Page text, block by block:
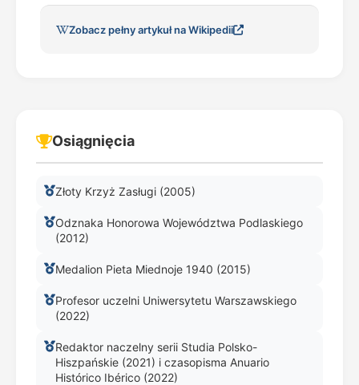
Zobacz pełny artykuł na Wikipedii
Osiągnięcia
Złoty Krzyż Zasługi (2005)
Odznaka Honorowa Województwa Podlaskiego
(2012)
Medalion Pieta Miednoje 1940 (2015)
Profesor uczelni Uniwersytetu Warszawskiego
(2022)
Redaktor naczelny serii Studia Polsko-
Hiszpańskie (2021) i czasopisma Anuario
Histórico Ibérico (2022)